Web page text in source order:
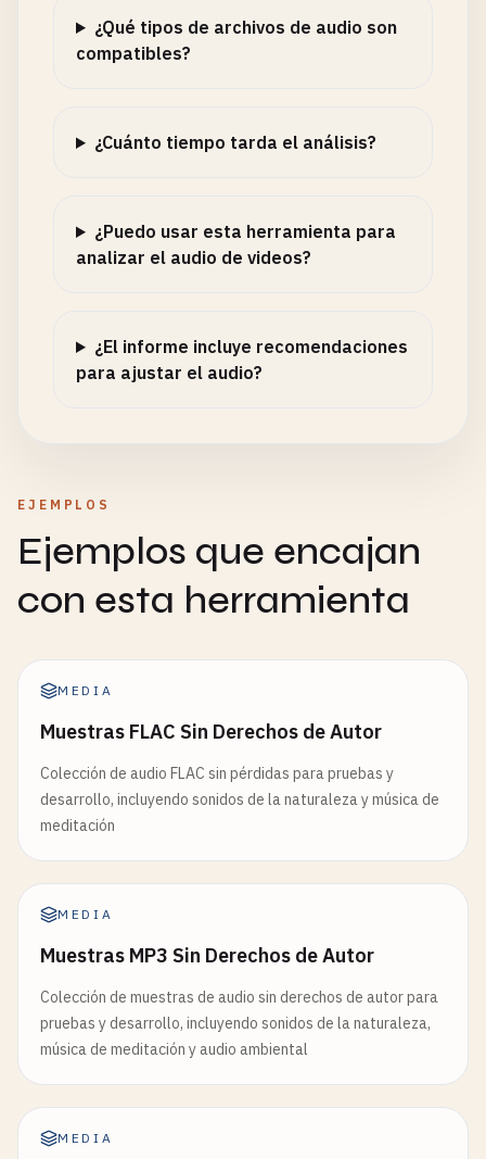
¿Qué tipos de archivos de audio son
compatibles?
¿Cuánto tiempo tarda el análisis?
¿Puedo usar esta herramienta para
analizar el audio de videos?
¿El informe incluye recomendaciones
para ajustar el audio?
EJEMPLOS
Ejemplos que encajan
con esta herramienta
MEDIA
Muestras FLAC Sin Derechos de Autor
Colección de audio FLAC sin pérdidas para pruebas y
desarrollo, incluyendo sonidos de la naturaleza y música de
meditación
MEDIA
Muestras MP3 Sin Derechos de Autor
Colección de muestras de audio sin derechos de autor para
pruebas y desarrollo, incluyendo sonidos de la naturaleza,
música de meditación y audio ambiental
MEDIA